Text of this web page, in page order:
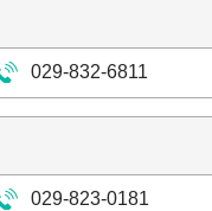
029-832-6811
029-823-0181